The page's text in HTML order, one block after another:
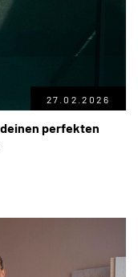
27.02.2026
perfekten